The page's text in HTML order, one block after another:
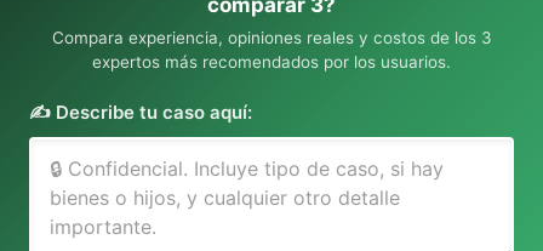
comparar 3?
Compara experiencia, opiniones reales y costos de los 3
expertos más recomendados por los usuarios.
✍️ Describe tu caso aquí: